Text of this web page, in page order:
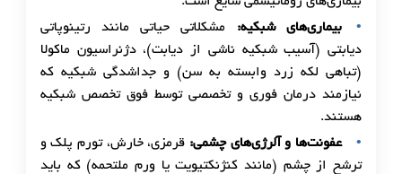
بیماری‌های شبکیه: مشکلاتی حیاتی مانند رتینوپاتی
دیابتی (آسیب شبکیه ناشی از دیابت)، دژنراسیون ماکولا
(تباهی لکه زرد وابسته به سن) و جداشدگی شبکیه که
نیازمند درمان فوری و تخصصی توسط فوق تخصص شبکیه
هستند.
عفونت‌ها و آلرژی‌های چشمی: قرمزی، خارش، تورم پلک و
ترشح از چشم (مانند کنژنکتیویت یا ورم ملتحمه) که باید